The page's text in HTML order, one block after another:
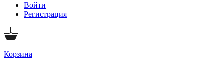
Войти
Регистрация
Корзина